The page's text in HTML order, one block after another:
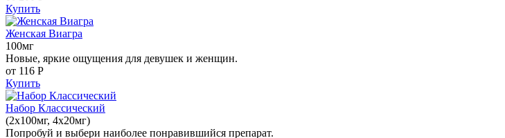
Купить
Женская Виагра
100мг
Новые, яркие ощущения для девушек и женщин.
от 116 Р
Купить
Набор Классический
(2x100мг, 4x20мг)
Попробуй и выбери наиболее понравившийся препарат.